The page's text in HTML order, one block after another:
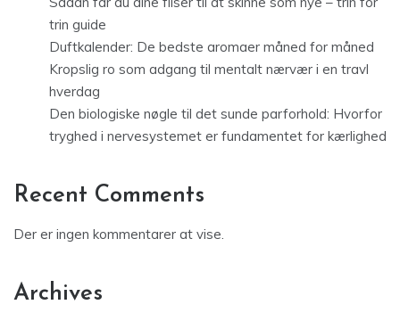
trin guide
Duftkalender: De bedste aromaer måned for måned
Kropslig ro som adgang til mentalt nærvær i en travl
hverdag
Den biologiske nøgle til det sunde parforhold: Hvorfor
tryghed i nervesystemet er fundamentet for kærlighed
Recent Comments
Der er ingen kommentarer at vise.
Archives